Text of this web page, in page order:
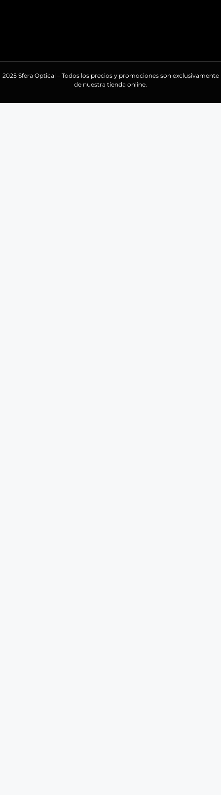
2025 Sfera Optical – Todos los precios y promociones son exclusivamente
de nuestra tienda online.